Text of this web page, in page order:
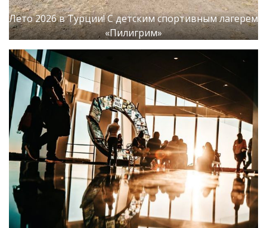
Лето 2026 в Турции! С детским спортивным лагерем
«Пилигрим»